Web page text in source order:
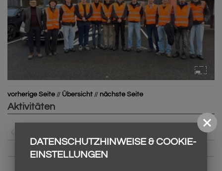
vorherige Seite // Übersicht // nächste Seite
Aktivitäten
Neuigkeiten
DATENSCHUTZHINWEISE & COOKIE-
EINSTELLUNGEN